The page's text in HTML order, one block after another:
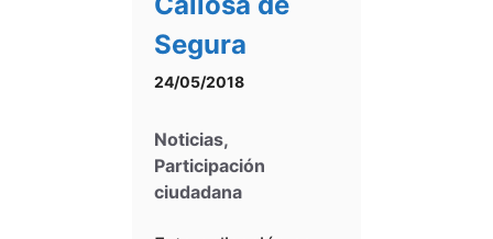
Segura
24/05/2018
Noticias,
Participación
ciudadana